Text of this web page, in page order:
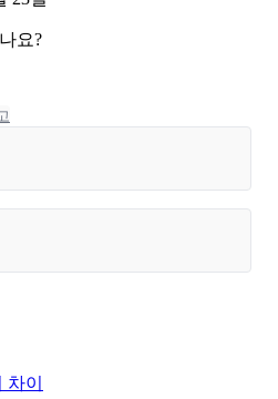
요?
이